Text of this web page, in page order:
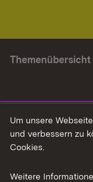
Themenübersicht
Facebook
X / Twitter
Um unsere
und verbessern zu
Cookies.
Weitere